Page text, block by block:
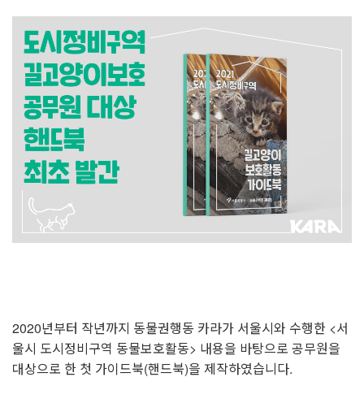
2020년부터 작년까지 동물권행동 카라가 서울시와 수행한 <서
울시 도시정비구역 동물보호활동> 내용을 바탕으로 공무원을
대상으로 한 첫 가이드북(핸드북)을 제작하였습니다.